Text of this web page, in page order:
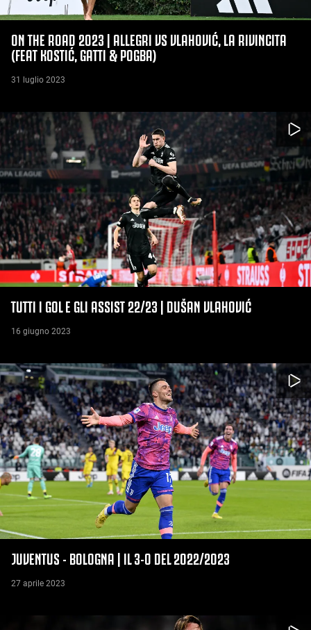
ON THE ROAD 2023 | ALLEGRI VS VLAHOVIĆ, LA RIVINCITA
(FEAT KOSTIĆ, GATTI & POGBA)
31 luglio 2023
TUTTI I GOL E GLI ASSIST 22/23 | DUŠAN VLAHOVIĆ
16 giugno 2023
JUVENTUS - BOLOGNA | IL 3-0 DEL 2022/2023
27 aprile 2023